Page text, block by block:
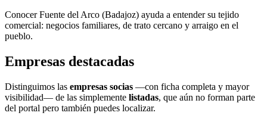
Conocer Fuente del Arco (Badajoz) ayuda a entender su tejido
comercial: negocios familiares, de trato cercano y arraigo en el
pueblo.
Empresas destacadas
Distinguimos las empresas socias —con ficha completa y mayor
visibilidad— de las simplemente listadas, que aún no forman parte
del portal pero también puedes localizar.